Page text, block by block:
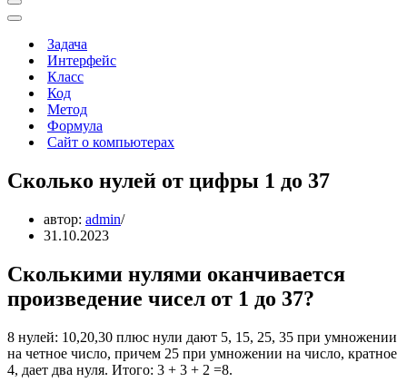
Меню
навигации
Меню
навигацииЗадача
Интерфейс
Класс
Код
Метод
Формула
Сайт о компьютерах
Сколько нулей от цифры 1 до 37
автор: admin
31.10.2023
Сколькими нулями оканчивается
произведение чисел от 1 до 37?
8 нулей: 10,20,30 плюс нули дают 5, 15, 25, 35 при умножении
на четное число, причем 25 при умножении на число, кратное
4, дает два нуля. Итого: 3 + 3 + 2 =8.